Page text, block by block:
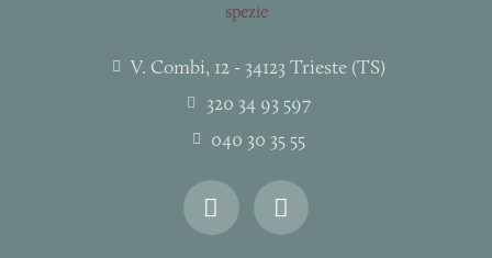
V. Combi, 12 - 34123 Trieste (TS)
320 34 93 597
040 30 35 55
I
n
s
F
a
c